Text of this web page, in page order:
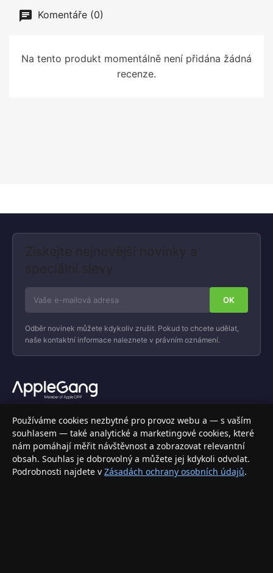
Komentáře (0)
Na tento produkt momentálně není přidána žádná
recenze.
Získejte nejnovější novinky a
speciální slevy
Odběr novinek můžete kdykoliv zrušit. Pokud to chcete udělat,
naše kontaktní informace naleznete v právním oznámení.
Váš specializovaný obchod s Apple produkty, příslušenstvím a
elektronikou. Nakupujte bezpečně a s jistotou.
INFORMACE
Doprava a doručení
Používáme cookies nezbytné pro provoz webu a — s vaším
souhlasem — také analytické a marketingové cookies, které
nám pomáhají měřit návštěvnost a zobrazovat relevantní
obsah. Souhlas je dobrovolný a můžete jej kdykoli odvolat.
Podrobnosti najdete v Zásadách ochrany osobních údajů.